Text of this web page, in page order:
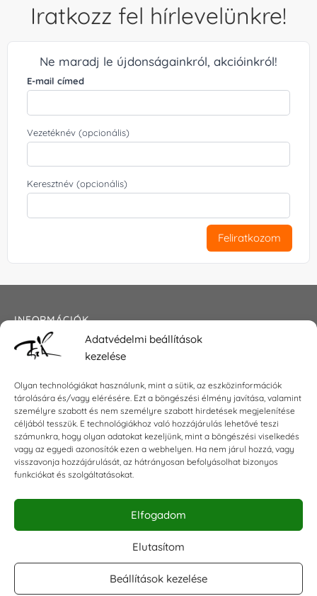
Adatvédelmi beállítások
kezelése
Olyan technológiákat használunk, mint a sütik, az eszközinformációk
tárolására és/vagy elérésére. Ezt a böngészési élmény javítása, valamint
személyre szabott és nem személyre szabott hirdetések megjelenítése
céljából tesszük. E technológiákhoz való hozzájárulás lehetővé teszi
számunkra, hogy olyan adatokat kezeljünk, mint a böngészési viselkedés
vagy az egyedi azonosítók ezen a webhelyen. Ha nem járul hozzá, vagy
visszavonja hozzájárulását, az hátrányosan befolyásolhat bizonyos
funkciókat és szolgáltatásokat.
Elfogadom
Elutasítom
Beállítások kezelése
Iratkozz fel hírlevelünkre!
Ne maradj le újdonságainkról, akcióinkról!
E-mail címed
Vezetéknév (opcionális)
Keresztnév (opcionális)
Feliratkozom
INFORMÁCIÓK
Általános szerződési feltételek
Impresszum
KAPCSOLAT
E-mail:shop@torokszilvi.com
Telefon: +36 30 6767872
KÖZÖSSÉGI
Facebook csoport